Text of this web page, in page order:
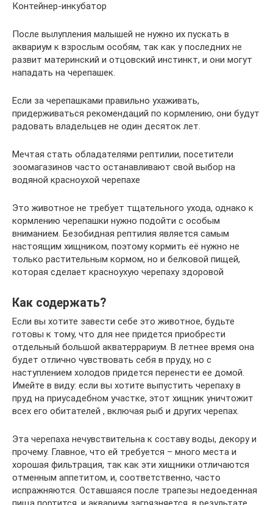
Контейнер-инкубатор
После вылупления малышей не нужно их пускать в
аквариум к взрослым особям, так как у последних не
развит материнский и отцовский инстинкт, и они могут
нападать на черепашек.
Если за черепашками правильно ухаживать,
придерживаться рекомендаций по кормлению, они будут
радовать владельцев не один десяток лет.
Мечтая стать обладателями рептилии, посетители
зоомагазинов часто останавливают свой выбор на
водяной красноухой черепахе
Это животное не требует тщательного ухода, однако к
кормлению черепашки нужно подойти с особым
вниманием. Безобидная рептилия является самым
настоящим хищником, поэтому кормить её нужно не
только растительным кормом, но и белковой пищей,
которая сделает красноухую черепаху здоровой
Как содержать?
Если вы хотите завести себе это животное, будьте
готовы к тому, что для нее придется приобрести
отдельный большой акватеррариум. В летнее время она
будет отлично чувствовать себя в пруду, но с
наступлением холодов придется перенести ее домой.
Имейте в виду: если вы хотите выпустить черепаху в
пруд на приусадебном участке, этот хищник уничтожит
всех его обитателей , включая рыб и других черепах.
Эта черепаха нечувствительна к составу воды, декору и
прочему. Главное, что ей требуется – много места и
хорошая фильтрация, так как эти хищники отличаются
отменным аппетитом, и, соответственно, часто
испражняются. Оставшаяся после трапезы недоеденная